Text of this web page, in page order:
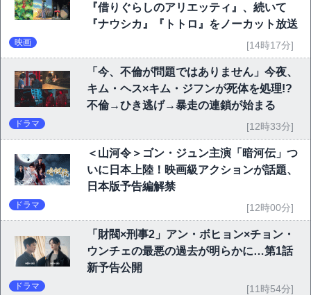
『借りぐらしのアリエッティ』、続いて
『ナウシカ』『トトロ』をノーカット放送
映画 [14時17分]
「今、不倫が問題ではありません」今夜、
キム・ヘス×キム・ジフンが死体を処理!?
不倫→ひき逃げ→暴走の連鎖が始まる
ドラマ [12時33分]
＜山河令＞ゴン・ジュン主演「暗河伝」つ
いに日本上陸！映画級アクションが話題、
日本版予告編解禁
ドラマ [12時00分]
「財閥×刑事2」アン・ボヒョン×チョン・
ウンチェの最悪の過去が明らかに…第1話
新予告公開
ドラマ [11時54分]